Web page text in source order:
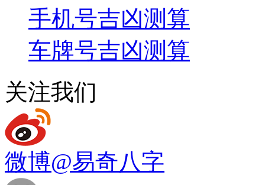
手机号吉凶测算
车牌号吉凶测算
关注我们
微博@易奇八字